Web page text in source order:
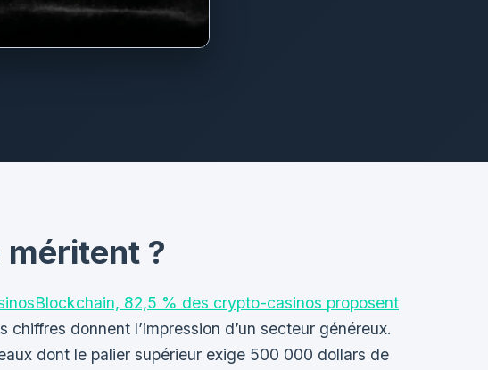
?
82,5 % des crypto-casinos proposent
chiffres donnent l’impression d’un secteur généreux.
dont le palier supérieur exige 500 000 dollars de